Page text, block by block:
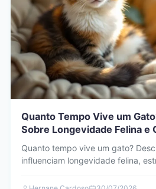
Quanto Tempo Vive um
Sobre Longevidade Felina e
Quanto tempo vive um gato?
influenciam longevidade felina,